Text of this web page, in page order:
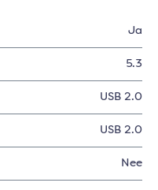
Ja
5.3
USB 2.0
USB 2.0
Nee